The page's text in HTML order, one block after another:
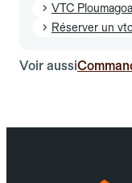
VTC
Réserver un
Voir aussi